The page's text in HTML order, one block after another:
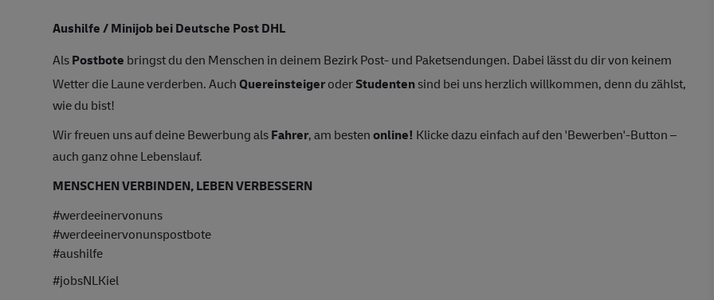
Aushilfe / Minijob bei Deutsche Post DHL
AlsPostbote bringst du den Menschen in deinem Bezirk Post- und Paketsendungen. Dabei lässt du dir von keinem
Wetter die Laune verderben. AuchQuereinsteigeroderStudentensind bei uns herzlich willkommen, denn du zählst,
wie du bist!
Wir freuen uns auf deine Bewerbung alsFahrer, am bestenonline! Klicke dazu einfach auf den 'Bewerben'-Button –
auch ganz ohne Lebenslauf.
MENSCHEN VERBINDEN, LEBEN VERBESSERN
#werdeeinervonuns
#werdeeinervonunspostbote
#aushilfe
#jobsNLKiel